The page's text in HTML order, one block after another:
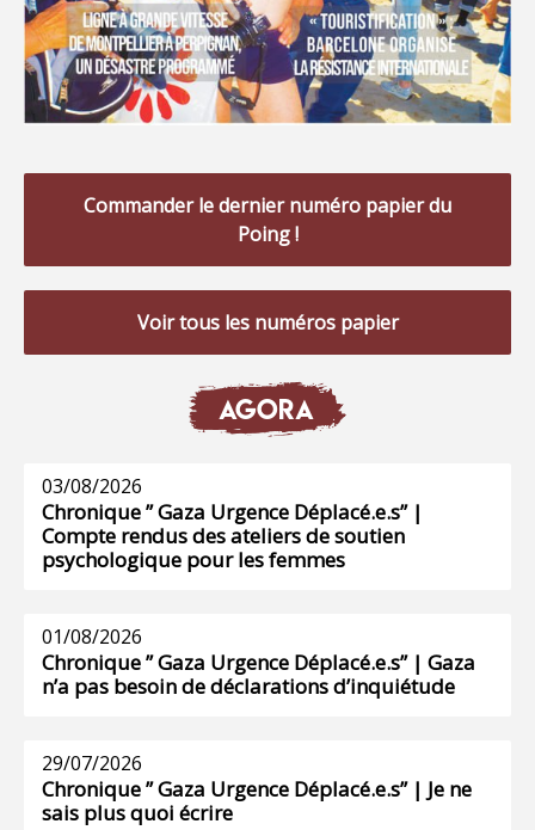
Commander le dernier numéro papier du
Poing !
Voir tous les numéros papier
AGORA
03/08/2026
Chronique ” Gaza Urgence Déplacé.e.s” |
Compte rendus des ateliers de soutien
psychologique pour les femmes
01/08/2026
Chronique ” Gaza Urgence Déplacé.e.s” | Gaza
n’a pas besoin de déclarations d’inquiétude
29/07/2026
Chronique ” Gaza Urgence Déplacé.e.s” | Je ne
sais plus quoi écrire